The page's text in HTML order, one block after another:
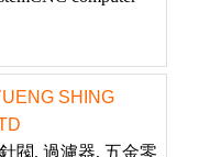
SHING
閥, 過濾器, 五金零